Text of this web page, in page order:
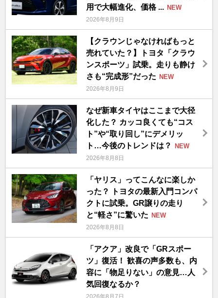
用で大幅進化、価格 ... NEW
2026年8月9日
【クラウンじゃなければもっと
売れていた？】トヨタ「クラウ
ンスポーツ」試乗。走りも静け
さも“完成形”だった NEW
2026年8月9日
なぜ新車タイヤはここまで大径
化した？ カッコ良くても“コス
ト”や“取り回し”にデメリッ
ト…今後のトレンドは？ NEW
2026年8月8日
「ヤリス」ってこんなに楽しか
った？ トヨタの最新入門コンパ
クトに試乗。GR譲りの走り
と“軽さ”に驚いた NEW
2026年8月8日
「アクア」改良で「GRスポー
ツ」復活！ 歓喜の声多数も、内
容に「物足りない」の意見…人
気回復なるか？
2026年8月7日